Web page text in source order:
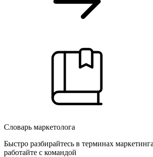
Словарь маркетолога
Быстро разбирайтесь в терминах
работайте с командой